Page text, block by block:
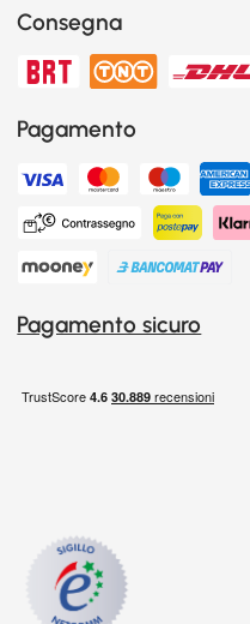
Consegna
Pagamento
Pagamento sicuro